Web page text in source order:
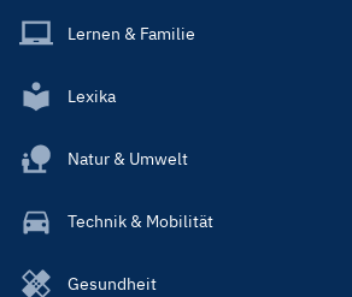
Lernen & Familie
Lexika
Natur & Umwelt
Technik & Mobilität
Gesundheit